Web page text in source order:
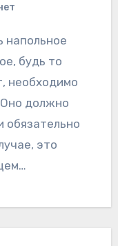
будь то
необходимо
Оно должно
это